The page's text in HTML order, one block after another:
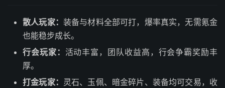
散人玩家： 装备与材料全部可打，爆率真实，无需氪金
也能稳步成长。
行会玩家： 活动丰富，团队收益高，行会争霸奖励丰
厚。
打金玩家： 灵石、玉佩、暗金碎片、装备均可交易，收